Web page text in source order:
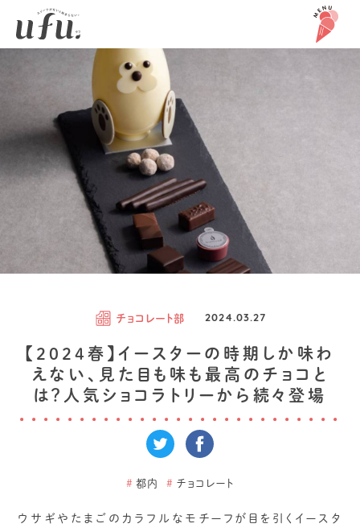
チョコレート部 2024.03.27
【2024春】イースターの時期しか味わ
えない、見た目も味も最高のチョコと
は？人気ショコラトリーから続々登場
# 都内 # チョコレート
ウサギやたまごのカラフルなモチーフが目を引くイースタ